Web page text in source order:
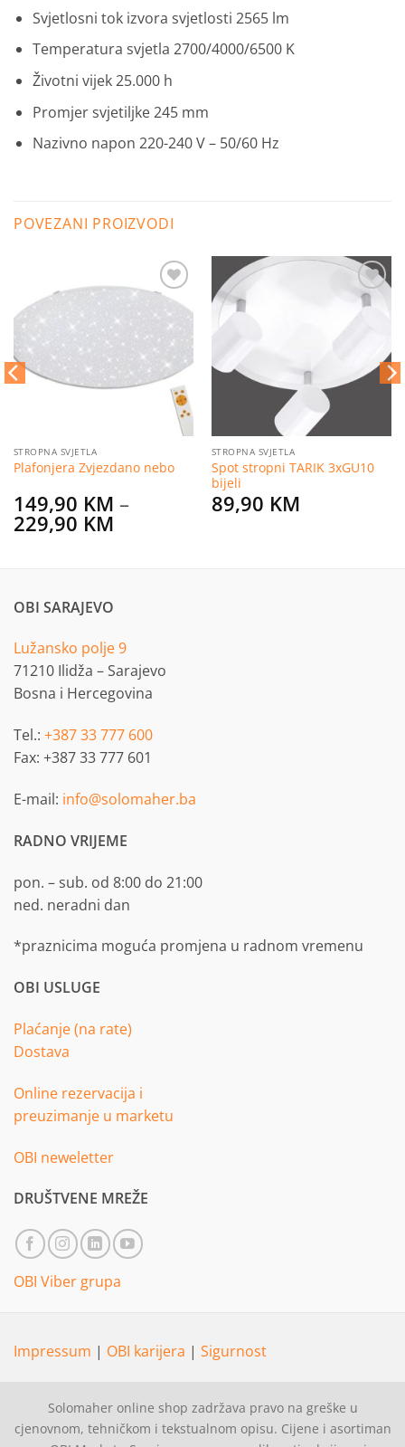
Svjetlosni tok izvora svjetlosti 2565 lm
Temperatura svjetla 2700/4000/6500 K
Životni vijek 25.000 h
Promjer svjetiljke 245 mm
Nazivno napon 220-240 V – 50/60 Hz
POVEZANI PROIZVODI
Dodaj
na
listu
želja
STROPNA SVJETLA
Plafonjera Zvjezdano nebo
149,90 KM –
229,90 KMPrice
229,90 KM
Dodaj
STROPNA SVJETLA
Spot stropni TARIK 3xGU10
bijeli
89,90 KM
OBI SARAJEVO
Lužansko polje 9
71210 Ilidža – Sarajevo
Bosna i Hercegovina
Tel.: +387 33 777 600
Fax: +387 33 777 601
E-mail: info@solomaher.ba
RADNO VRIJEME
pon. – sub. od 8:00 do 21:00
ned. neradni dan
*praznicima moguća promjena u radnom vremenu
OBI USLUGE
Plaćanje (na rate)
Dostava
Online rezervacija i
preuzimanje u marketu
OBI neweletter
DRUŠTVENE MREŽE
OBI Viber grupa
Impressum | OBI karijera | Sigurnost
Solomaher online shop zadržava pravo na greške u
cjenovnom, tehničkom i tekstualnom opisu. Cijene i asortiman